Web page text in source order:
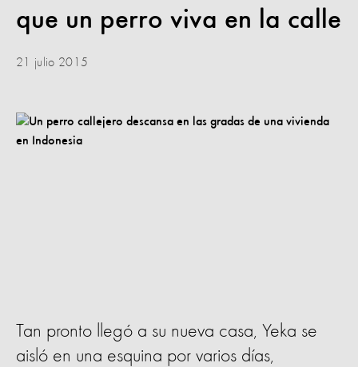
que un perro viva en la calle
21 julio 2015
Tan pronto llegó a su nueva casa, Yeka se
aisló en una esquina por varios días,